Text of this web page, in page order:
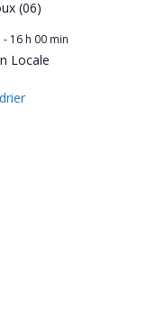
(06)
- 16 h 00 min
Locale